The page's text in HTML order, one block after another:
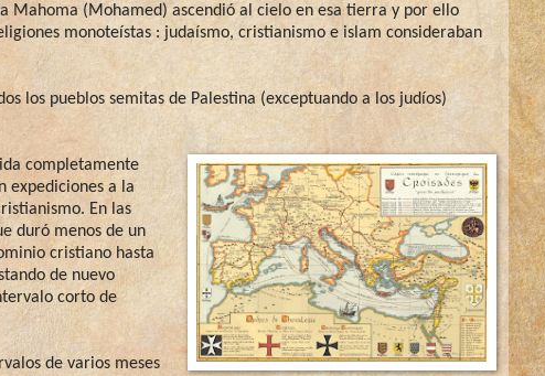
Mahoma (Mohamed) ascendió al cielo en esa tierra y por ello
monoteístas : judaísmo, cristianismo e islam consideraban
los pueblos semitas de Palestina (exceptuando a los judíos)
completamente
expediciones a la
En las
duró menos de un
cristiano hasta
de nuevo
corto de
de varios meses